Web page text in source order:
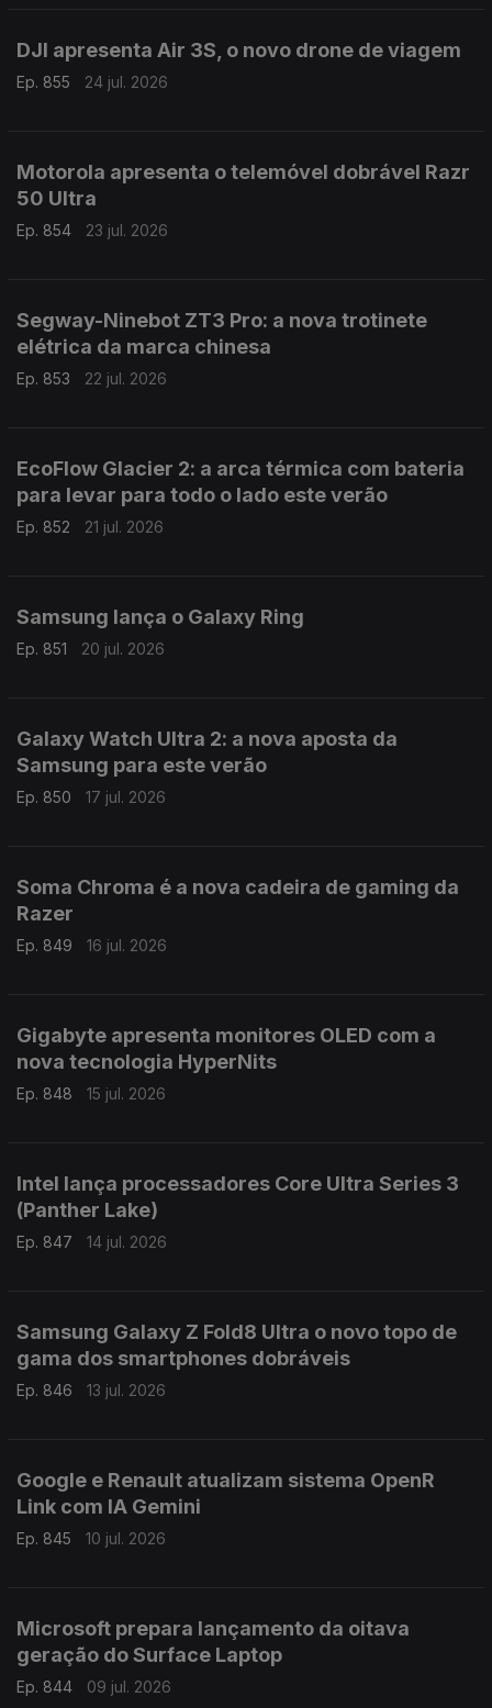
DJI apresenta Air 3S, o novo drone de viagem
Ep. 855 24 jul. 2026
Motorola apresenta o telemóvel dobrável Razr
50 Ultra
Ep. 854 23 jul. 2026
Segway-Ninebot ZT3 Pro: a nova trotinete
elétrica da marca chinesa
Ep. 853 22 jul. 2026
EcoFlow Glacier 2: a arca térmica com bateria
para levar para todo o lado este verão
Ep. 852 21 jul. 2026
Samsung lança o Galaxy Ring
Ep. 851 20 jul. 2026
Galaxy Watch Ultra 2: a nova aposta da
Samsung para este verão
Ep. 850 17 jul. 2026
Soma Chroma é a nova cadeira de gaming da
Razer
Ep. 849 16 jul. 2026
Gigabyte apresenta monitores OLED com a
nova tecnologia HyperNits
Ep. 848 15 jul. 2026
Intel lança processadores Core Ultra Series 3
(Panther Lake)
Ep. 847 14 jul. 2026
Samsung Galaxy Z Fold8 Ultra o novo topo de
gama dos smartphones dobráveis
Ep. 846 13 jul. 2026
Google e Renault atualizam sistema OpenR
Link com IA Gemini
Ep. 845 10 jul. 2026
Microsoft prepara lançamento da oitava
geração do Surface Laptop
Ep. 844 09 jul. 2026